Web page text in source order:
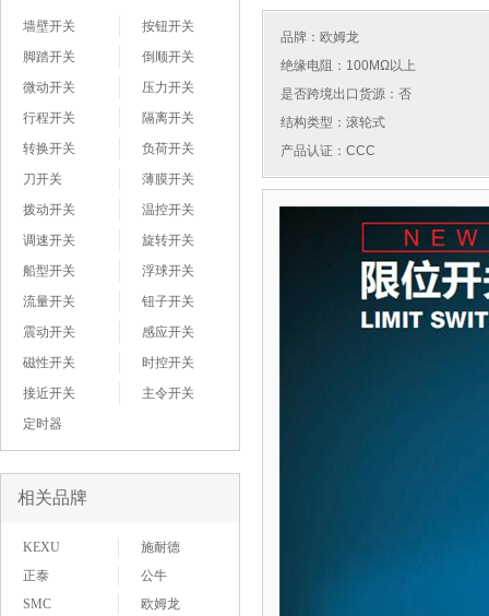
墙壁开关
按钮开关
脚踏开关
倒顺开关
微动开关
压力开关
行程开关
隔离开关
转换开关
负荷开关
刀开关
薄膜开关
拨动开关
温控开关
调速开关
旋转开关
船型开关
浮球开关
流量开关
钮子开关
震动开关
感应开关
磁性开关
时控开关
接近开关
主令开关
定时器
相关品牌
KEXU
施耐德
正泰
公牛
SMC
欧姆龙
品牌： 欧姆龙
绝缘电阻：100MΩ以上
是否跨境出口货源：否
结构类型：滚轮式
产品认证：CCC